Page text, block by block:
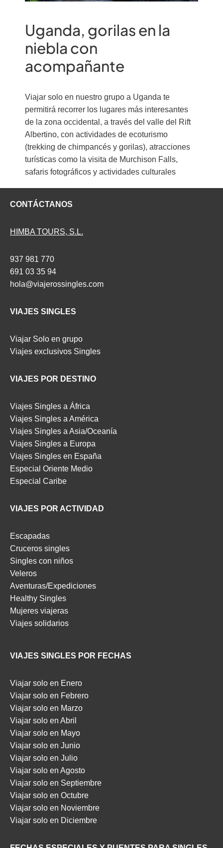
Uganda, gorilas en la
niebla con
acompañante
Viajar solo en nuestro grupo a Uganda te
permitirá recorrer los lugares más interesantes
de la zona occidental, a través del valle del Rift
Albertino, con actividades de ecoturismo
(trekking de chimpancés y gorilas), atracciones
turísticas como la visita de Murchison Falls,
safaris fotográficos y actividades culturales
CONTÁCTANOS
HIMBA TOURS, S.L.
937 981 770
691 03 35 94
hola@viajerossingles.com
VIAJES SINGLES
Viajar Solo en grupo
Viajes exclusivos Singles
VIAJES POR DESTINO
Viajes Singles a África
Viajes Singles a América
Viajes Singles a Asia/Oceanía
Viajes Singles a Europa
Viajes Singles en España
Especial Oriente Medio
Especial Caribe
VIAJES POR ACTIVIDAD
Escapadas
Cruceros singles
Singles con niños
Veleros
Aventuras/Expediciones
Healthy Singles
Mujeres viajeras
Viajes solidarios
VIAJES SINGLES POR FECHAS
Viajar solo en Enero
Viajar solo en Febrero
Viajar solo en Marzo
Viajar solo en Abril
Viajar solo en Mayo
Viajar solo en Junio
Viajar solo en Julio
Viajar solo en Agosto
Viajar solo en Septiembre
Viajar solo en Octubre
Viajar solo en Noviembre
Viajar solo en Diciembre